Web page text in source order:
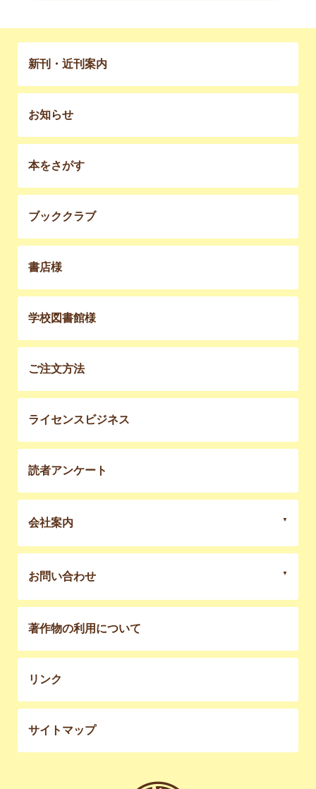
新刊・近刊案内
お知らせ
本をさがす
ブッククラブ
書店様
学校図書館様
ご注文方法
ライセンスビジネス
読者アンケート
会社案内
お問い合わせ
著作物の利用について
リンク
サイトマップ